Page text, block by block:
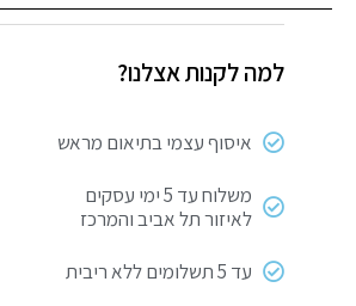
למסור
for
Metal
למה לקנות אצלנו?
איסוף עצמי בתיאום מראש
משלוח עד 5 ימי עסקים
לאיזור תל אביב והמרכז
עד 5 תשלומים ללא ריבית